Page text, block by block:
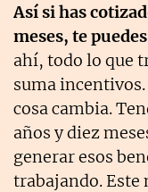
Así si has
meses, te
ahí, todo lo que
suma
cosa cambia.
años y diez
generar esos
trabajando.